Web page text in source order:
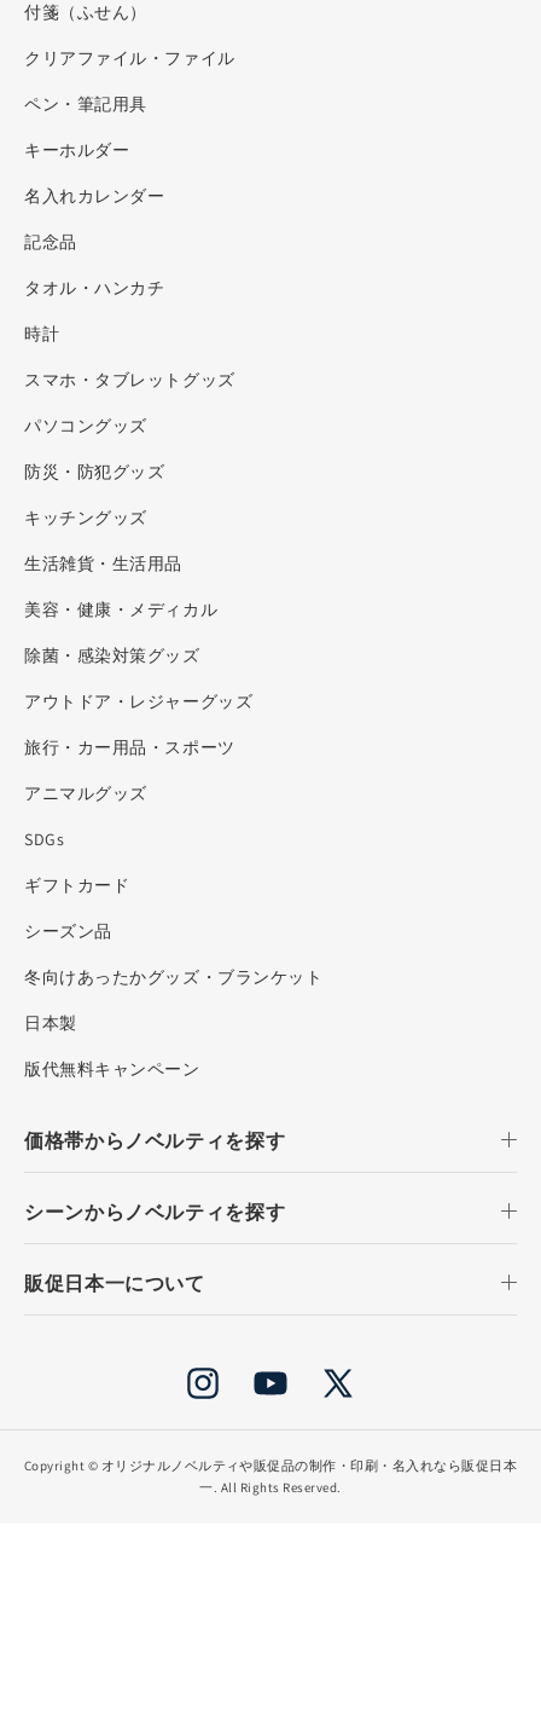
付箋（ふせん）
クリアファイル・ファイル
ペン・筆記用具
キーホルダー
名入れカレンダー
記念品
タオル・ハンカチ
時計
スマホ・タブレットグッズ
パソコングッズ
防災・防犯グッズ
キッチングッズ
生活雑貨・生活用品
美容・健康・メディカル
除菌・感染対策グッズ
アウトドア・レジャーグッズ
旅行・カー用品・スポーツ
アニマルグッズ
SDGs
ギフトカード
シーズン品
冬向けあったかグッズ・ブランケット
日本製
版代無料キャンペーン
価格帯からノベルティを探す
シーンからノベルティを探す
販促日本一について
InstagramYouTube
X
(Twitter)
Copyright © オリジナルノベルティや販促品の制作・印刷・名入れなら販促日本
一. All Rights Reserved.